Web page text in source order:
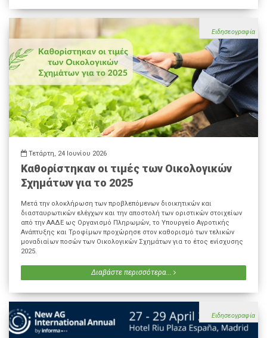
Ειδησεογραφία
Τετάρτη, 24 Ιουνίου 2026
Καθορίστηκαν οι τιμές των Οικολογικών
Σχημάτων για το 2025
Μετά την ολοκλήρωση των προβλεπόμενων διοικητικών και
διασταυρωτικών ελέγχων και την αποστολή των οριστικών στοιχείων
από την ΑΑΔΕ ως Οργανισμό Πληρωμών, το Υπουργείο Αγροτικής
Ανάπτυξης και Τροφίμων προχώρησε στον καθορισμό των τελικών
μοναδιαίων ποσών των Οικολογικών Σχημάτων για το έτος ενίσχυσης
2025.
Διαβάστε περισσότερα...
Ειδησεογραφία